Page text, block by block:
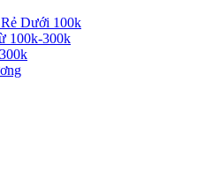
Dưới 100k
100k-300k